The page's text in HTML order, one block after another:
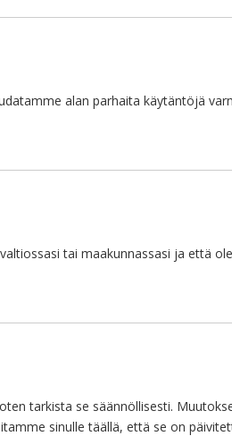
alan parhaita käytäntöjä
tai maakunnassasi ja että
tarkista se säännöllisesti.
sinulle täällä, että se on